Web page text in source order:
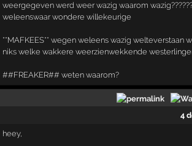
weergegeven werd weer wazig waarom
weleenswaar wondere willekeurige
**MAFKEES** wegen weleens wazig welteverstaan
niks welke wakkere weerzienwekkende
##FREAKER## weten waarom?
4
heey,